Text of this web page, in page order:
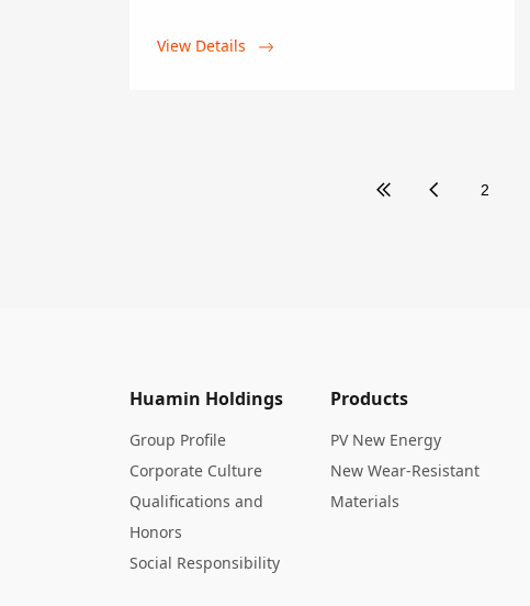
View Details
2
Huamin Holdings
Group Profile
Corporate Culture
Qualifications and
Honors
Social Responsibility
Products
PV New Energy
New Wear-Resistant
Materials